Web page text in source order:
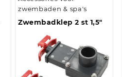
zwembaden & spa's
Zwembadklep 2 st 1,5″